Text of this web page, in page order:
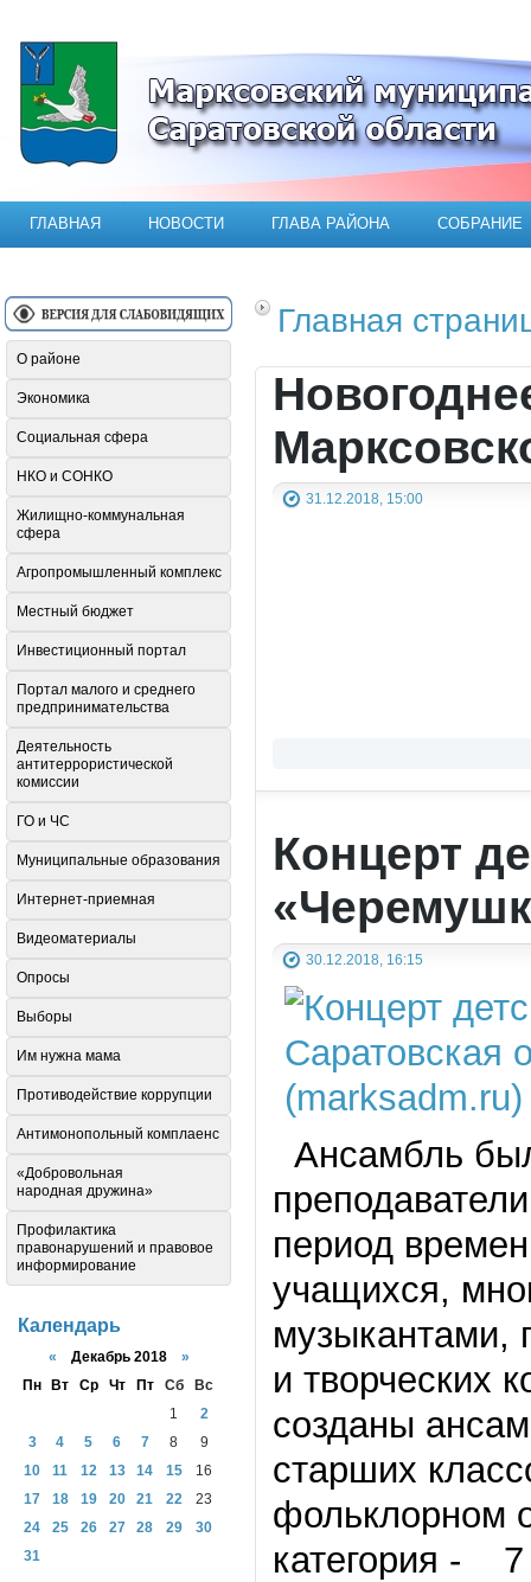
Официальный сайт Марксовского
ГЛАВНАЯ НОВОСТИ ГЛАВА РАЙОНА СОБРАНИЕ
Главная
31.12.2018, 15:00
Концерт
30.12.2018, 16:15
Ансамбль
период
учащихся,
музыкантами,
и творческих
созданы
старших
фольклорном
категория -
О районе
Экономика
Социальная сфера
НКО и СОНКО
Жилищно-коммунальная
сфера
Агропромышленный комплекс
Местный бюджет
Инвестиционный портал
Портал малого и среднего
предпринимательства
Деятельность
антитеррористической
комиссии
ГО и ЧС
Муниципальные образования
Интернет-приемная
Видеоматериалы
Опросы
Выборы
Им нужна мама
Противодействие коррупции
Антимонопольный комплаенс
«Добровольная
народная дружина»
Профилактика
правонарушений и правовое
информирование
Календарь
« Декабрь 2018 »
Пн
Вт Ср Чт Пт Сб
Вс
1
2
3
4 5 6 7 8
9
10
11 12 13 14 15
16
17
18 19 20 21 22
23
24
25 26 27 28 29
30
31